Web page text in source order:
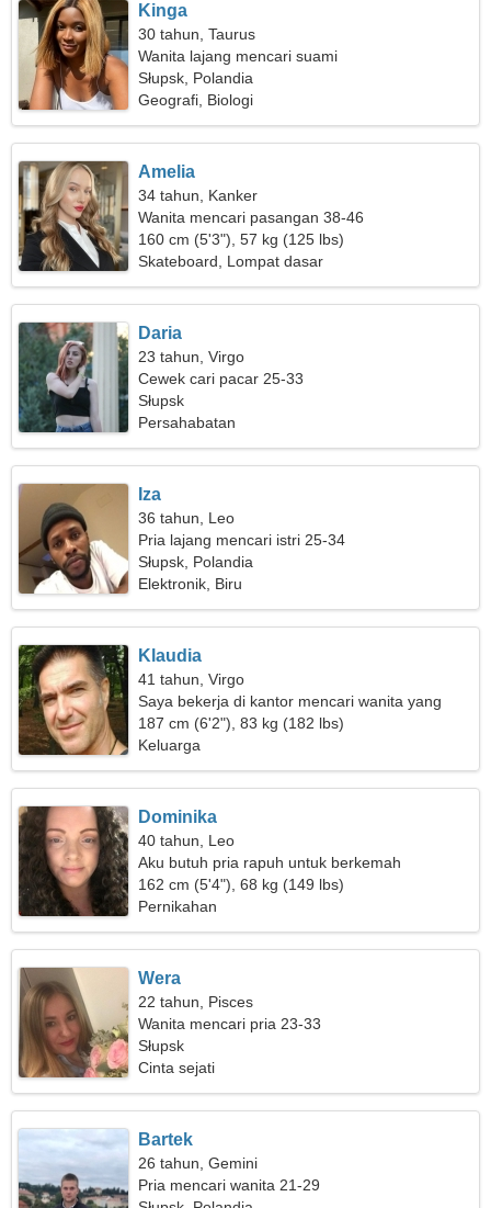
Kinga
30 tahun, Taurus
Wanita lajang mencari suami
Słupsk, Polandia
Geografi, Biologi
Amelia
34 tahun, Kanker
Wanita mencari pasangan 38-46
160 cm (5'3"), 57 kg (125 lbs)
Skateboard, Lompat dasar
Daria
23 tahun, Virgo
Cewek cari pacar 25-33
Słupsk
Persahabatan
Iza
36 tahun, Leo
Pria lajang mencari istri 25-34
Słupsk, Polandia
Elektronik, Biru
Klaudia
41 tahun, Virgo
Saya bekerja di kantor mencari wanita yang
menggoda
187 cm (6'2"), 83 kg (182 lbs)
Keluarga
Dominika
40 tahun, Leo
Aku butuh pria rapuh untuk berkemah
162 cm (5'4"), 68 kg (149 lbs)
Pernikahan
Wera
22 tahun, Pisces
Wanita mencari pria 23-33
Słupsk
Cinta sejati
Bartek
26 tahun, Gemini
Pria mencari wanita 21-29